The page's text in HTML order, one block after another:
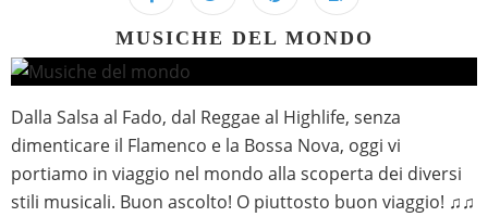
MUSICHE DEL MONDO
Dalla Salsa al Fado, dal Reggae al Highlife, senza
dimenticare il Flamenco e la Bossa Nova, oggi vi
portiamo in viaggio nel mondo alla scoperta dei diversi
stili musicali. Buon ascolto! O piuttosto buon viaggio! ♫♫